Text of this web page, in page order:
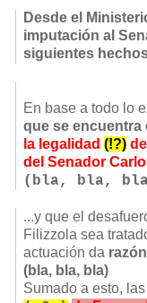
Desde el
imputación al
siguientes
En base a todo lo
que se
la legalidad(!?)
del Senador
(bla, bla,
...y que el
Filizzola sea
actuación da
(bla, bla, bla)
Sumado a esto,